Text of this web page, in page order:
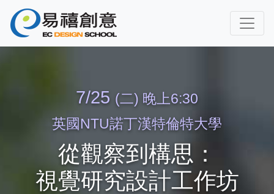
7/25 (二) 晚上6:30
英國NTU諾丁漢特倫特大學
從觀察到構思：
視覺研究設計工作坊